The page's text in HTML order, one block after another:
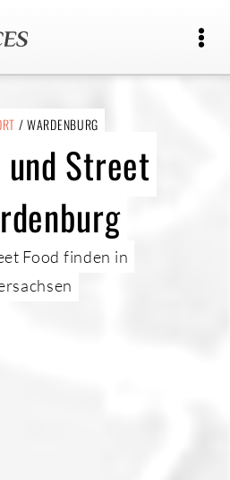
/ WARDENBURG
Street
Food finden in